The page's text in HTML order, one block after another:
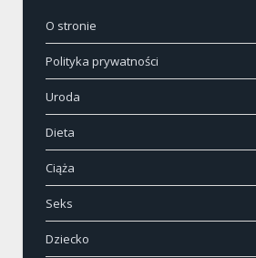
O stronie
Polityka prywatności
Uroda
Dieta
Ciąża
Seks
Dziecko